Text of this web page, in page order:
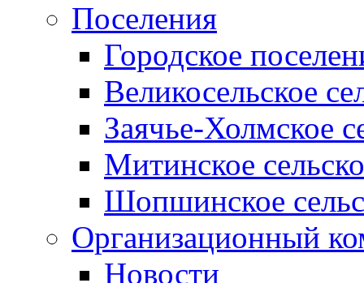
Поселения
Городское
Великосельское
Заячье-Холмское
Митинское
Шопшинское
Организационный
Новости